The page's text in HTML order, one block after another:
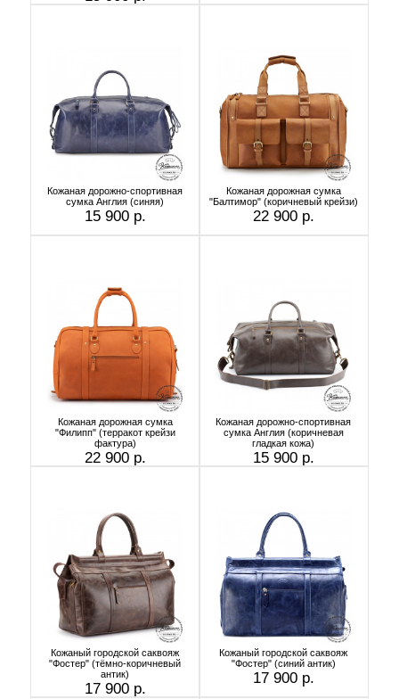
Кожаная дорожно-спортивная
сумка Англия (синяя)
15 900 р.
Кожаная дорожная сумка
"Балтимор" (коричневый крейзи)
22 900 р.
Кожаная дорожная сумка
"Филипп" (терракот крейзи
фактура)
22 900 р.
Кожаная дорожно-спортивная
сумка Англия (коричневая
гладкая кожа)
15 900 р.
Кожаный городской саквояж
"Фостер" (тёмно-коричневый
антик)
17 900 р.
Кожаный городской саквояж
"Фостер" (синий антик)
17 900 р.